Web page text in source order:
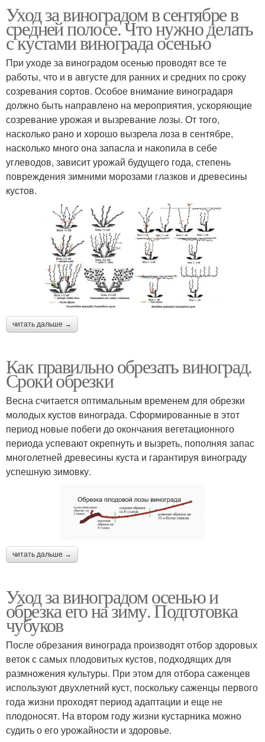
Уход за виноградом в сентябре в
средней полосе. Что нужно делать
с кустами винограда осенью
При уходе за виноградом осенью проводят все те
работы, что и в августе для ранних и средних по сроку
созревания сортов. Особое внимание виноградаря
должно быть направлено на мероприятия, ускоряющие
созревание урожая и вызревание лозы. От того,
насколько рано и хорошо вызрела лоза в сентябре,
насколько много она запасла и накопила в себе
углеводов, зависит урожай будущего года, степень
повреждения зимними морозами глазков и древесины
кустов.
читать дальше →
Как правильно обрезать виноград.
Сроки обрезки
Весна считается оптимальным временем для обрезки
молодых кустов винограда. Сформированные в этот
период новые побеги до окончания вегетационного
периода успевают окрепнуть и вызреть, пополняя запас
многолетней древесины куста и гарантируя винограду
успешную зимовку.
читать дальше →
Уход за виноградом осенью и
обрезка его на зиму. Подготовка
чубуков
После обрезания винограда производят отбор здоровых
веток с самых плодовитых кустов, подходящих для
размножения культуры. При этом для отбора саженцев
используют двухлетний куст, поскольку саженцы первого
года жизни проходят период адаптации и еще не
плодоносят. На втором году жизни кустарника можно
судить о его урожайности и здоровье.